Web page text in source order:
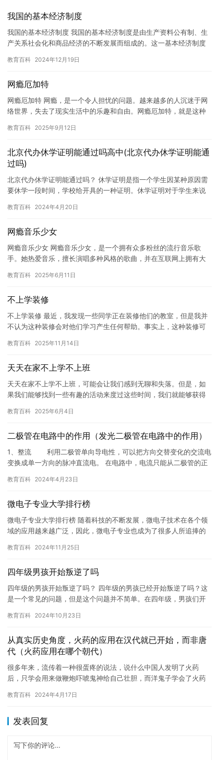
我国的基本经济制度
我国的基本经济制度 我国的基本经济制度是由生产资料公有制、生
产关系社会化和商品经济的不断发展而组成的。这一基本经济制度
生…
教育百科 2024年12月19日
网瘾厄加特
网瘾厄加特 网瘾，是一个令人担忧的问题。越来越多的人沉迷于网
络世界，失去了现实生活中的乐趣和自由。网瘾厄加特，就是这种
面…
教育百科 2025年9月12日
北京代办休学证明能通过吗高中(北京代办休学证明能通
过吗)
北京代办休学证明能通过吗？ 休学证明是指一个学生因某种原因需
要休学一段时间，学校给开具的一种证明。休学证明对于学生来说
习。 …
教育百科 2024年4月20日
网瘾音乐少女
网瘾音乐少女 网瘾音乐少女，是一个拥有众多粉丝的流行音乐歌
手。她热爱音乐，擅长演唱多种风格的歌曲，并在互联网上拥有大
风格…
教育百科 2025年6月11日
不上学装修
不上学装修 最近，我发现一些同学正在装修他们的教室，但是我并
不认为这种装修会对他们学习产生任何帮助。事实上，这种装修可
修…
教育百科 2025年11月14日
天天在家不上学不上班
天天在家不上学不上班，可能会让我们感到无聊和失落。但是，如
果我们能够找到一些有趣的活动来度过这些时间，我们就能够获得
动，让我…
教育百科 2025年6月4日
二极管在电路中的作用（发光二极管在电路中的作用）
1、整流 利用二极管单向导电性，可以把方向交替变化的交流电
变换成单一方向的脉冲直流电。 在电路中，电流只能从二极管的正
教育百科 2024年4月23日
微电子专业大学排行榜
微电子专业大学排行榜 随着科技的不断发展，微电子技术在各个领
域的应用越来越广泛，因此，微电子专业也成为了很多人所追捧的
为大…
教育百科 2024年11月25日
四年级男孩开始叛逆了吗
四年级的男孩开始叛逆了吗？ 四年级的男孩已经开始叛逆了吗？这
是一个常见的问题，但是这个问题并不简单。在四年级，男孩们开
种不…
教育百科 2024年10月23日
从真实历史角度，火药的应用在汉代就已开始，而非唐
代（火药应用在哪个朝代）
很多年来，流传着一种很蛋疼的说法，说什么中国人发明了火药
后，只学会用来做鞭炮吓唬鬼神给自己壮胆，而洋鬼子学会了火药
言竟然…
教育百科 2024年4月17日
发表回复